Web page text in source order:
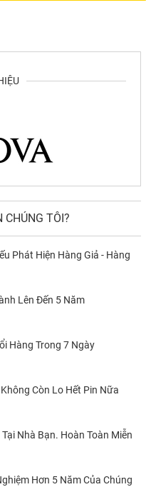
CHÚNG TÔI?
Phát Hiện Hàng Giả - Hàng
Lên Đến 5 Năm
Hàng Trong 7 Ngày
Còn Lo Hết Pin Nữa
Nhà Bạn. Hoàn Toàn Miễn
Hơn 5 Năm Của Chúng